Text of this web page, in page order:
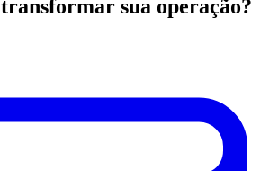
sua operação?